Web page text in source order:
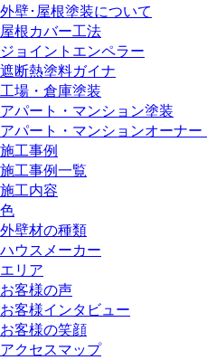
外壁･屋根塗装について
屋根カバー工法
ジョイントエンペラー
遮断熱塗料ガイナ
工場・倉庫塗装
アパート・マンション塗装
アパート・マンションオーナ
施工事例
施工事例一覧
施工内容
色
外壁材の種類
ハウスメーカー
エリア
お客様の声
お客様インタビュー
お客様の笑顔
アクセスマップ